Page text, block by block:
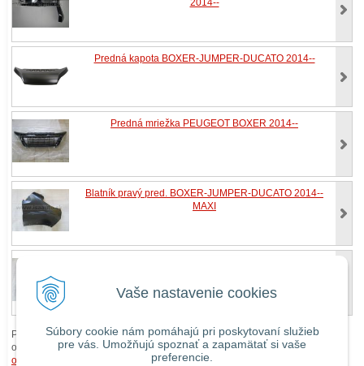
Vaše nastavenie cookies
Súbory cookie nám pomáhajú pri poskytovaní služieb
pre vás. Umožňujú spoznať a zapamätať si vaše
preferencie.
2014--
Predná kapota BOXER-JUMPER-DUCATO 2014--
Predná mriežka PEUGEOT BOXER 2014--
Blatník pravý pred. BOXER-JUMPER-DUCATO 2014--
MAXI
Pri zaslaní tovaru mimo územia Slovenskej republiky budú ku každej
objednávke prirátanénáklady na dopravu mimo územia SR podľa
obchodných podmienok
. O cene Vás budeme vopred informovať telefonicky